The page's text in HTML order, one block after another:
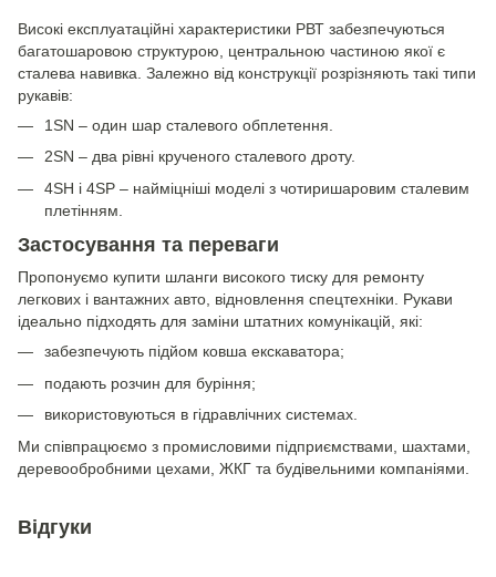
Високі експлуатаційні характеристики РВТ забезпечуються
багатошаровою структурою, центральною частиною якої є
сталева навивка. Залежно від конструкції розрізняють такі типи
рукавів:
1SN – один шар сталевого обплетення.
2SN – два рівні крученого сталевого дроту.
4SH і 4SP – найміцніші моделі з чотиришаровим сталевим
плетінням.
Застосування та переваги
Пропонуємо купити шланги високого тиску для ремонту
легкових і вантажних авто, відновлення спецтехніки. Рукави
ідеально підходять для заміни штатних комунікацій, які:
забезпечують підйом ковша екскаватора;
подають розчин для буріння;
використовуються в гідравлічних системах.
Ми співпрацюємо з промисловими підприємствами, шахтами,
деревообробними цехами, ЖКГ та будівельними компаніями.
Відгуки